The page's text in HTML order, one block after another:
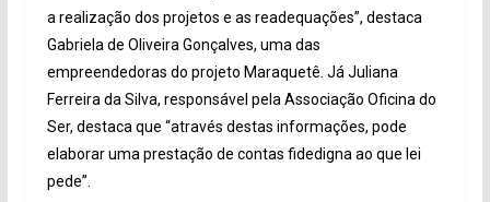
a realização dos projetos e as readequações”, destaca
Gabriela de Oliveira Gonçalves, uma das
empreendedoras do projeto Maraquetê. Já Juliana
Ferreira da Silva, responsável pela Associação Oficina do
Ser, destaca que “através destas informações, pode
elaborar uma prestação de contas fidedigna ao que lei
pede”.